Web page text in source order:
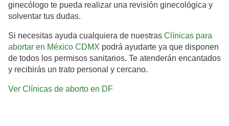
ginecólogo te pueda realizar una revisión ginecológica y
solventar tus dudas.
Si necesitas ayuda cualquiera de nuestras Clínicas para
abortar en México CDMX podrá ayudarte ya que disponen
de todos los permisos sanitarios. Te atenderán encantados
y recibirás un trato personal y cercano.
Ver Clínicas de aborto en DF